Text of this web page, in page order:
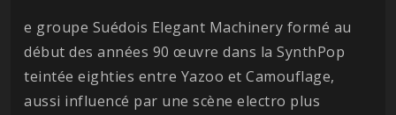
e groupe Suédois Elegant Machinery formé au
début des années 90 œuvre dans la SynthPop
teintée eighties entre Yazoo et Camouflage,
aussi influencé par une scène electro plus